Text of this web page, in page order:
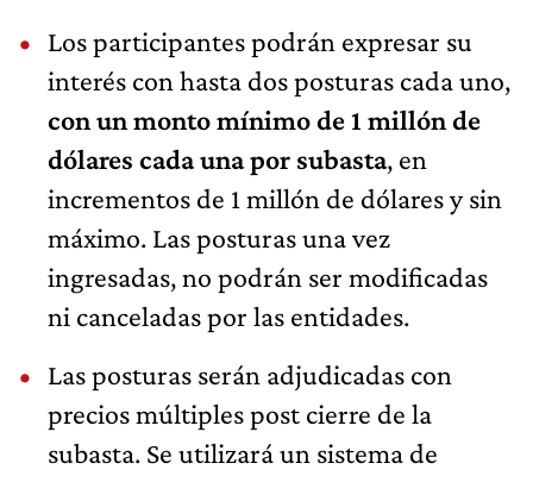
Los participantes podrán expresar su
interés con hasta dos posturas cada uno,
con un monto mínimo de 1 millón de
dólares cada una por subasta, en
incrementos de 1 millón de dólares y sin
máximo. Las posturas una vez
ingresadas, no podrán ser modificadas
ni canceladas por las entidades.
Las posturas serán adjudicadas con
precios múltiples post cierre de la
subasta. Se utilizará un sistema de